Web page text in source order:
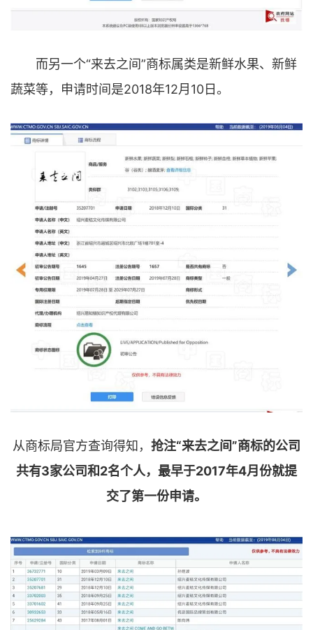
而另一个“来去之间”商标属类是新鲜水果、新鲜
蔬菜等，申请时间是2018年12月10日。
从商标局官方查询得知， 抢注“来去之间”商标的公司
共有3家公司和2名个人，最早于2017年4月份就提
交了第一份申请。